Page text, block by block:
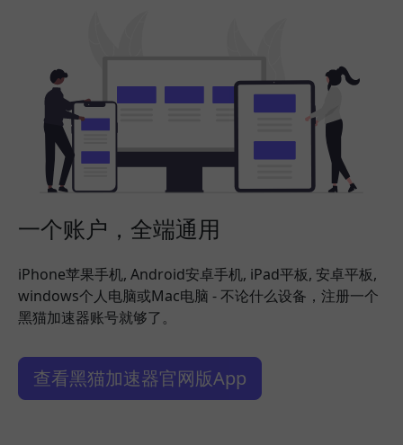
一个账户，全端通用
iPhone苹果手机, Android安卓手机, iPad平板, 安卓平板,
windows个人电脑或Mac电脑 - 不论什么设备，注册一个
黑猫加速器账号就够了。
查看黑猫加速器官网版App